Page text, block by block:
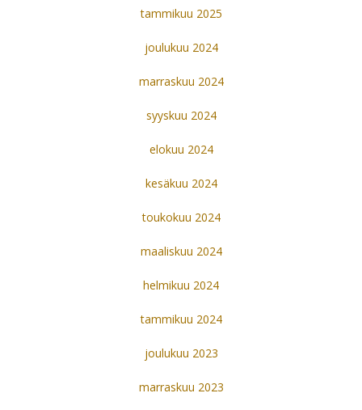
tammikuu 2025
joulukuu 2024
marraskuu 2024
syyskuu 2024
elokuu 2024
kesäkuu 2024
toukokuu 2024
maaliskuu 2024
helmikuu 2024
tammikuu 2024
joulukuu 2023
marraskuu 2023